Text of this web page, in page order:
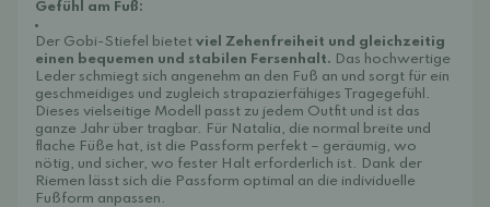
Gefühl am Fuß:
Der Gobi-Stiefel bietet viel Zehenfreiheit und gleichzeitig
einen bequemen und stabilen Fersenhalt. Das hochwertige
Leder schmiegt sich angenehm an den Fuß an und sorgt für ein
geschmeidiges und zugleich strapazierfähiges Tragegefühl.
Dieses vielseitige Modell passt zu jedem Outfit und ist das
ganze Jahr über tragbar. Für Natalia, die normal breite und
flache Füße hat, ist die Passform perfekt – geräumig, wo
nötig, und sicher, wo fester Halt erforderlich ist. Dank der
Riemen lässt sich die Passform optimal an die individuelle
Fußform anpassen.